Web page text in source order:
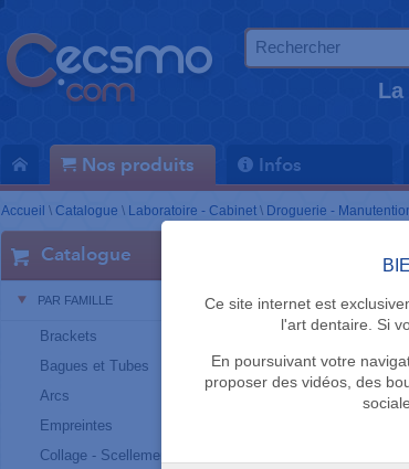
Nos produits Infos
Ce site internet est
l'art dentaire. Si
En poursuivant votre
proposer des vidéos, des
Accueil \ Catalogue \ Laboratoire - Cabinet \ Droguerie -
Catalogue
PAR FAMILLE
Brackets
Bagues et Tubes
Arcs
Empreintes
Collage - Scellement